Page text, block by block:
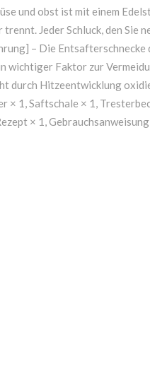
und obst ist mit einem
Jeder Schluck, den Sie
– Die
wichtiger Faktor zur
durch Hitzeentwicklung
× 1, Saftschale × 1,
× 1,